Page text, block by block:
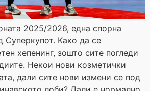
2025/2026, една спорна
Суперкупот. Како да се
хепенинг, зошто сите погледи
Некои нови козметички
дали сите нови измени се под